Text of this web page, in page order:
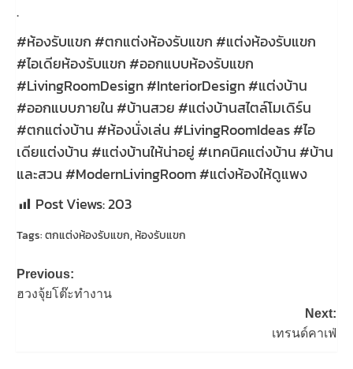
.
#ห้องรับแขก #ตกแต่งห้องรับแขก #แต่งห้องรับแขก
#ไอเดียห้องรับแขก #ออกแบบห้องรับแขก
#LivingRoomDesign #InteriorDesign #แต่งบ้าน
#ออกแบบภายใน #บ้านสวย #แต่งบ้านสไตล์โมเดิร์น
#ตกแต่งบ้าน #ห้องนั่งเล่น #LivingRoomIdeas #ไอ
เดียแต่งบ้าน #แต่งบ้านให้น่าอยู่ #เทคนิคแต่งบ้าน #บ้าน
และสวน #ModernLivingRoom #แต่งห้องให้ดูแพง
Post Views:203
Tags:ตกแต่งห้องรับแขก,ห้องรับแขก
Post
navigation
Previous:
ฮวงจุ้ยโต๊ะทํางาน
Next:
เทรนด์คาเฟ่